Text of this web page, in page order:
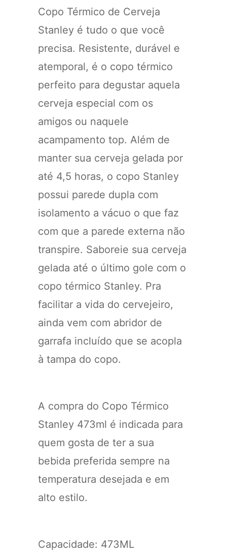
Copo Térmico de Cerveja
Stanley é tudo o que você
precisa. Resistente, durável e
atemporal, é o copo térmico
perfeito para degustar aquela
cerveja especial com os
amigos ou naquele
acampamento top. Além de
manter sua cerveja gelada por
até 4,5 horas, o copo Stanley
possui parede dupla com
isolamento a vácuo o que faz
com que a parede externa não
transpire. Saboreie sua cerveja
gelada até o último gole com o
copo térmico Stanley. Pra
facilitar a vida do cervejeiro,
ainda vem com abridor de
garrafa incluído que se acopla
à tampa do copo.
A compra do Copo Térmico
Stanley 473ml é indicada para
quem gosta de ter a sua
bebida preferida sempre na
temperatura desejada e em
alto estilo.
Capacidade: 473ML